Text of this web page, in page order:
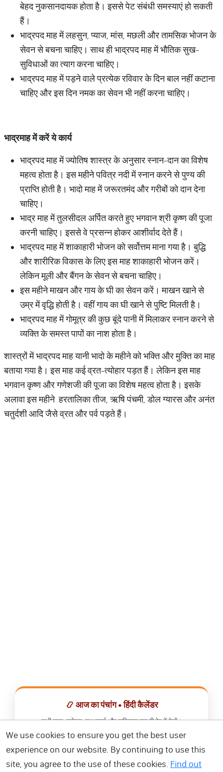
बेहद नुकसानदायक होता है। इससे पेट संबंधी समस्याएं हो सकती
हैं।
भाद्रपद माह में लहसुन, प्याज, मांस, मछली और तामसिक भोजन के
सेवन से बचना चाहिए। साथ ही भाद्रपद माह में भौतिक सुख-
सुविधाओं का त्याग करना चाहिए।
भाद्रपद माह में पड़ने वाले प्रत्येक रविवार के दिन बाल नहीं कटाना
चाहिए और इस दिन नमक का सेवन भी नहीं करना चाहिए।
भाद्रमाह में करें ये कार्य
भाद्रपद माह में ज्योतिष शास्त्र के अनुसार स्नान-दान का विशेष
महत्व होता है। इस महीने पवित्र नदी में स्नान करने से पुण्य की
प्राप्ति होती है। भादो माह में जरूरतमंद और गरीबों को दान देना
चाहिए।
भाद्र माह में तुलसीदल अर्पित करते हुए भगवान श्री कृष्ण की पूजा
करनी चाहिए। इससे वे प्रसन्न होकर आशीर्वाद देते हैं।
भाद्रपद माह में शाकाहारी भोजन को सर्वोत्तम माना गया है। बुद्धि
और शारीरिक विकास के लिए इस माह शाकाहारी भोजन करें।
लेकिन मूली और बैंगन के सेवन से बचना चाहिए।
इस महीने माखन और गाय के घी का सेवन करें। माखन खाने से
उम्र में वृद्धि होती है। वहीं गाय का घी खाने से पुष्टि मिलती है।
भाद्रपद माह में गोमूत्र की कुछ बूंदे पानी में मिलाकर स्नान करने से
व्यक्ति के समस्त पापों का नाश होता है।
शास्त्रों में भाद्रपद माह यानी भादो के महीने को भक्ति और मुक्ति का माह
बताया गया है। इस माह कई व्रत-त्योहार पड़त हैं। लेकिन इस माह
भगवान कृष्ण और गणेशजी की पूजा का विशेष महत्व होता है। इसके
अलावा इस महीने हरतालिका तीज, ऋषि पंचमी, डोल ग्यारस और अनंत
चतुर्दशी आदि जैसे व्रत और पर्व पड़ते हैं।
📿 आज का पंचांग • हिंदी कैलेंडर
सभी व्रत, त्योहार, शुभ मुहूर्त और राशिफल एक ही ऐप में देखें।
📅 हिंदी कैलेंडर ऐप डाउनलोड करें
We use cookies to ensure you get the best user
experience on our website. By continuing to use this
site, you agree to the use of these cookies. Find out